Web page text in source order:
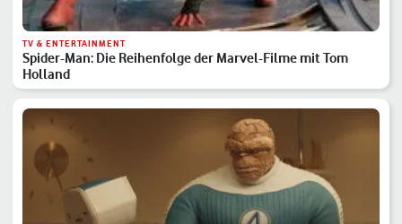
TV & ENTERTAINMENT
Spider-Man: Die Reihenfolge der Marvel-Filme mit Tom
Holland